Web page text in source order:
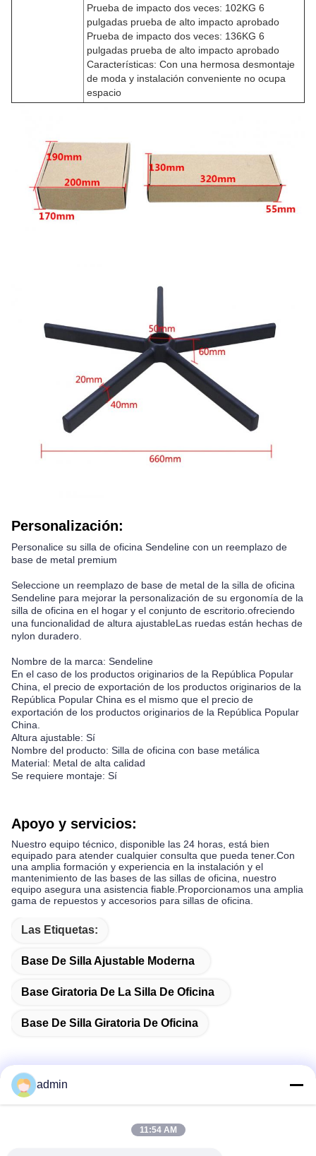
Prueba de impacto dos veces: 102KG 6
pulgadas prueba de alto impacto aprobado
Prueba de impacto dos veces: 136KG 6
pulgadas prueba de alto impacto aprobado
Características: Con una hermosa desmontaje
de moda y instalación conveniente no ocupa
espacio
Personalización:
Personalice su silla de oficina Sendeline con un reemplazo de
base de metal premium
Seleccione un reemplazo de base de metal de la silla de oficina
Sendeline para mejorar la personalización de su ergonomía de la
silla de oficina en el hogar y el conjunto de escritorio.ofreciendo
una funcionalidad de altura ajustableLas ruedas están hechas de
nylon duradero.
Nombre de la marca: Sendeline
En el caso de los productos originarios de la República Popular
China, el precio de exportación de los productos originarios de la
República Popular China es el mismo que el precio de
exportación de los productos originarios de la República Popular
China.
Altura ajustable: Sí
Nombre del producto: Silla de oficina con base metálica
Material: Metal de alta calidad
Se requiere montaje: Sí
Apoyo y servicios:
Nuestro equipo técnico, disponible las 24 horas, está bien
equipado para atender cualquier consulta que pueda tener.Con
una amplia formación y experiencia en la instalación y el
mantenimiento de las bases de las sillas de oficina, nuestro
equipo asegura una asistencia fiable.Proporcionamos una amplia
gama de repuestos y accesorios para sillas de oficina.
Las Etiquetas:
Base De Silla Ajustable Moderna
Base Giratoria De La Silla De Oficina
Base De Silla Giratoria De Oficina
admin
11:54 AM